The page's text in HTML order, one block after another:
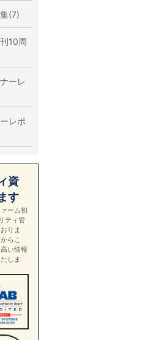
(7)
10周
ーレ
レポ
資
す
ーム初
ティ管
りま
らこ
い情報
しま